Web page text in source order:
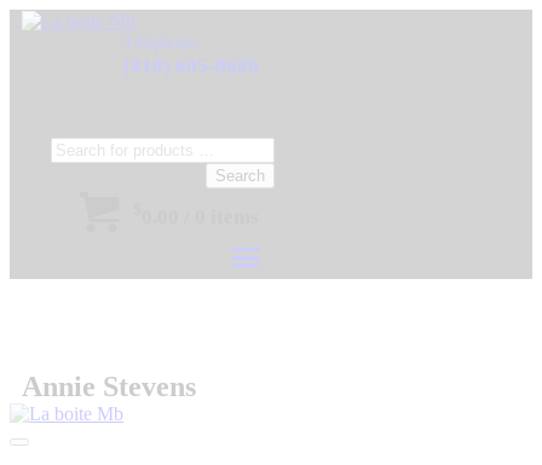
Téléphone:
(418) 605-0680
Search
Annie Stevens